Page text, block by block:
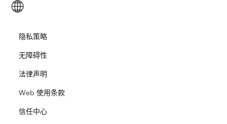
Esri Store
Esri 年轻专家关系网
活动
ArcUser
ArcNews
Esri Press
招贤纳士
开放视野
业务行为准则
ArcGIS for Student Use
保护
教育
隐私策略
无障碍性
法律声明
Web 使用条款
信任中心